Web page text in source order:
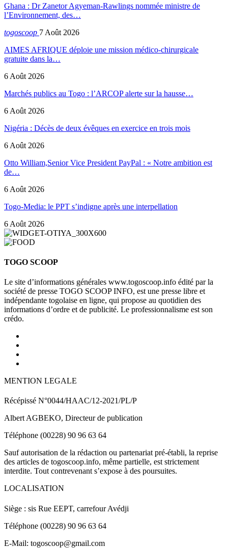
Ghana : Dr Zanetor Agyeman-Rawlings nommée ministre de
l’Environnement, des…
togoscoop 7 Août 2026
AIMES AFRIQUE déploie une mission médico-chirurgicale
gratuite dans la…
6 Août 2026
Marchés publics au Togo : l’ARCOP alerte sur la hausse…
6 Août 2026
Nigéria : Décès de deux évêques en exercice en trois mois
6 Août 2026
Otto William,Senior Vice President PayPal : « Notre ambition est
de…
6 Août 2026
Togo-Media: le PPT s’indigne après une interpellation
6 Août 2026
TOGO SCOOP
Le site d’informations générales www.togoscoop.info édité par la
société de presse TOGO SCOOP INFO, est une presse libre et
indépendante togolaise en ligne, qui propose au quotidien des
informations d’ordre et de publicité. Le professionnalisme est son
crédo.
MENTION LEGALE
Récépissé N°0044/HAAC/12-2021/PL/P
Albert AGBEKO, Directeur de publication
Téléphone (00228) 90 96 63 64
Sauf autorisation de la rédaction ou partenariat pré-établi, la reprise
des articles de togoscoop.info, même partielle, est strictement
interdite. Tout contrevenant s’expose à des poursuites.
LOCALISATION
Siège : sis Rue EEPT, carrefour Avédji
Téléphone (00228) 90 96 63 64
E-Mail: togoscoop@gmail.com